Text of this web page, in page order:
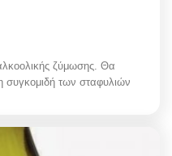
ζύμωσης. Θα
συγκομιδή των σταφυλιών